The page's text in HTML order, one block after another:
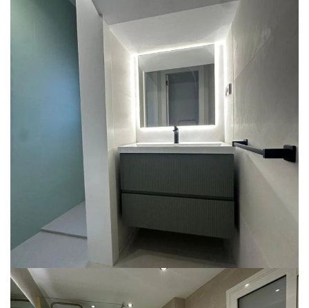
Reforma integral de baño en
Bellaterra
REFORMA DE BAÑO